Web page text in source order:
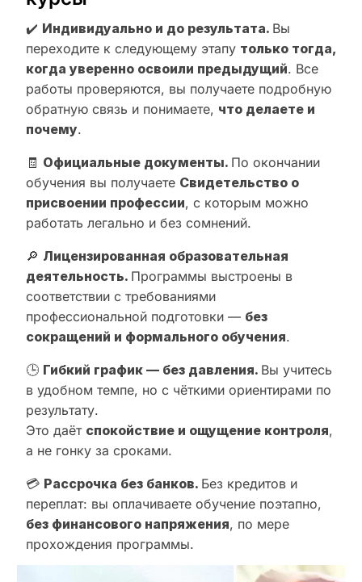
✔️ Индивидуально и до результата. Вы
переходите к следующему этапу только тогда,
когда уверенно освоили предыдущий. Все
работы проверяются, вы получаете подробную
обратную связь и понимаете, что делаете и
почему.
🧾 Официальные документы. По окончании
обучения вы получаете Свидетельство о
присвоении профессии, с которым можно
работать легально и без сомнений.
🔎 Лицензированная образовательная
деятельность. Программы выстроены в
соответствии с требованиями
профессиональной подготовки — без
сокращений и формального обучения.
🕒 Гибкий график — без давления. Вы учитесь
в удобном темпе, но с чёткими ориентирами по
результату.
Это даёт спокойствие и ощущение контроля,
а не гонку за сроками.
💳 Рассрочка без банков. Без кредитов и
переплат: вы оплачиваете обучение поэтапно,
без финансового напряжения, по мере
прохождения программы.